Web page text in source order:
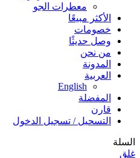
معطرات الجو
الأكثر مبيعًا
خصومات
وصل حديثًا
من نحن
المدونة
العربية
English
المفضلة
قارن
التسحيل / تسجيل الدخول
السلة
غلق